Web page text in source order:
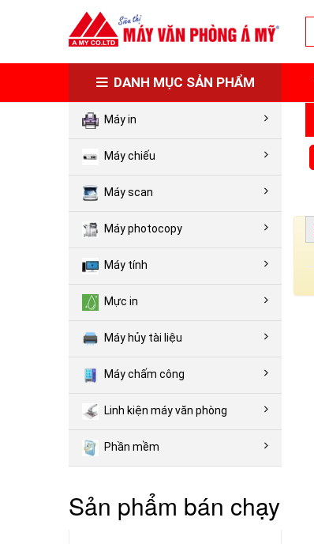
DANH MỤC SẢN PHẨM
Máy in
Máy chiếu
Máy scan
Máy photocopy
Máy tính
Mực in
Máy hủy tài liệu
Máy chấm công
Linh kiện máy văn phòng
Phần mềm
Sản phẩm bán chạy